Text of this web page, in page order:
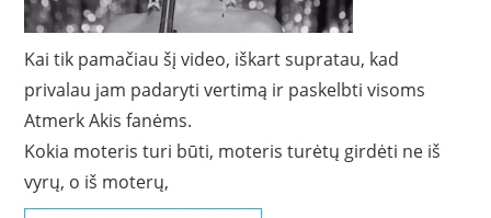
Kai tik pamačiau šį video, iškart supratau, kad
privalau jam padaryti vertimą ir paskelbti visoms
Atmerk Akis fanėms.
Kokia moteris turi būti, moteris turėtų girdėti ne iš
vyrų, o iš moterų,